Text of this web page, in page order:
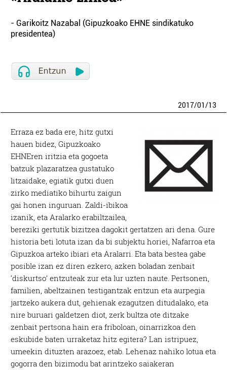
- Garikoitz Nazabal (Gipuzkoako EHNE sindikatuko
presidentea)
2017/01/13
Erraza ez bada ere, hitz gutxi
hauen bidez, Gipuzkoako
EHNEren iritzia eta gogoeta
batzuk plazaratzea gustatuko
litzaidake, egiatik gutxi duen
zirko mediatiko bihurtu zaigun
gai honen inguruan. Zaldi-ibikoa
izanik, eta Aralarko erabiltzailea,
bereziki gertutik bizitzea dagokit gertatzen ari dena. Gure
historia beti lotuta izan da bi subjektu horiei, Nafarroa eta
Gipuzkoa arteko ibiari eta Aralarri. Eta bata bestea gabe
posible izan ez diren ezkero, azken boladan zenbait
‘diskurtso’ entzuteak zur eta lur uzten naute. Pertsonen,
familien, abeltzainen testigantzak entzun eta aurpegia
jartzeko aukera dut, gehienak ezagutzen ditudalako, eta
nire buruari galdetzen diot, zerk bultza ote ditzake
zenbait pertsona hain era friboloan, oinarrizkoa den
eskubide baten urraketaz hitz egitera? Lan istripuez,
umeekin dituzten arazoez, etab. Lehenaz nahiko lotua eta
gogorra den bizimodu bat arintzeko saiakeran